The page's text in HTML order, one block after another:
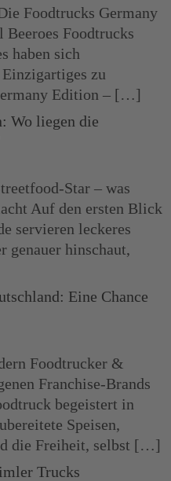
Foodtrucks Germany
Foodtrucks
haben sich
Einzigartiges zu
Edition – […]
Wo liegen die
Star – was
Auf den ersten Blick
servieren leckeres
genauer hinschaut,
Eine Chance
Foodtrucker &
Franchise-Brands
begeistert in
Speisen,
die Freiheit, selbst […]
Trucks